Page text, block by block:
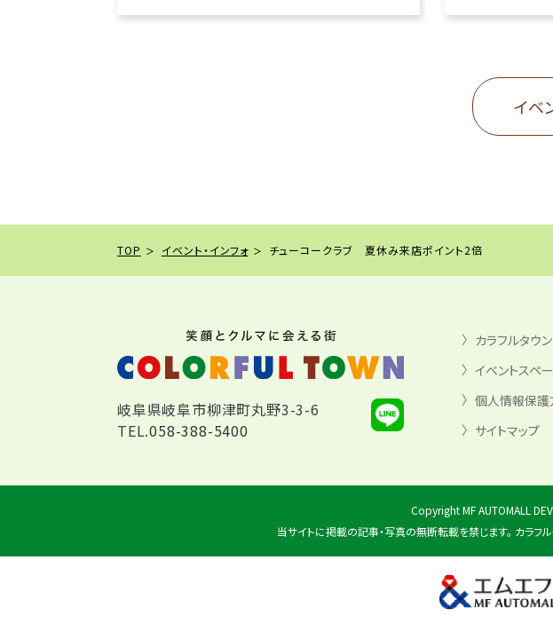
イベ
TOP イベント・インフォ チューコークラブ 夏休み来店ポイント2倍
岐阜県岐阜市柳津町丸野3-3-6
TEL.058-388-5400
カラフルタウ
イベントスペ
個人情報保護
サイトマップ
Copyright MF AUTOMALL
当サイトに掲載の記事・写真の無断転載を禁じます。 カラフ